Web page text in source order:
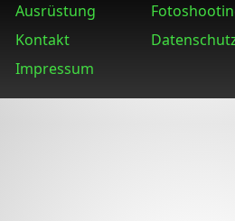
Ausrüstung
Kontakt
Impressum